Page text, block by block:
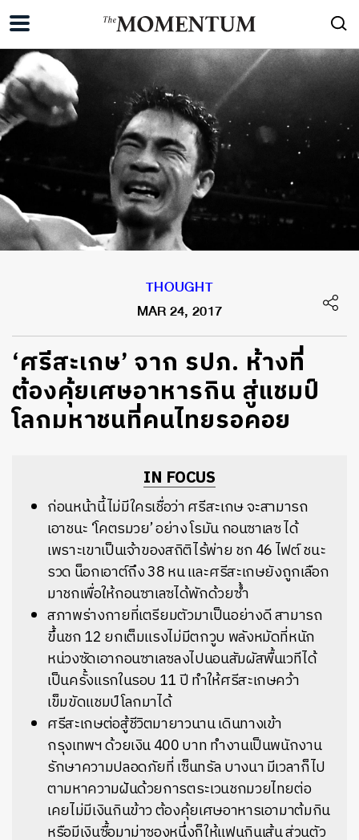
THOUGHT
MAR 24, 2017
‘ศรีสะเกษ’ จาก รปภ. ห้างที่
ต้องคุ้ยเศษอาหารกิน สู่แชมป์
โลกมหาชนที่คนไทยรอคอย
IN FOCUS
ก่อนหน้านี้ไม่มีใครเชื่อว่า ศรีสะเกษ จะสามารถ
เอาชนะ ‘โคตรมวย’ อย่าง โรมัน กอนซาเลซ ได้
เพราะเขาเป็นเจ้าของสถิติไร้พ่าย ชก 46 ไฟต์ ชนะ
รวด น็อกเอาต์ถึง 38 หน และศรีสะเกษยังถูกเลือก
มาชกเพื่อให้กอนซาเลซได้พักด้วยซ้ำ
สภาพร่างกายที่เตรียมตัวมาเป็นอย่างดี สามารถ
ขึ้นชก 12 ยกเต็มแรงไม่มีตกวูบ พลังหมัดที่หนัก
หน่วงซัดเอากอนซาเลซลงไปนอนสัมผัสพื้นเวทีได้
เป็นครั้งแรกในรอบ 11 ปี ทำให้ศรีสะเกษคว้า
เข็มขัดแชมป์โลกมาได้
ศรีสะเกษต่อสู้ชีวิตมายาวนาน เดินทางเข้า
กรุงเทพฯ ด้วยเงิน 400 บาท ทำงานเป็นพนักงาน
รักษาความปลอดภัยที่ เซ็นทรัล บางนา มีเวลาก็ไป
ตามหาความฝันด้วยการตระเวนชกมวยไทยต่อ
เคยไม่มีเงินกินข้าว ต้องคุ้ยเศษอาหารเอามาต้มกิน
หรือมีเงินซื้อมาม่าซองหนึ่งก็ให้แฟนกินเส้น ส่วนตัว